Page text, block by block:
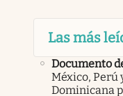
Las más
Documento
México, Perú
Dominicana